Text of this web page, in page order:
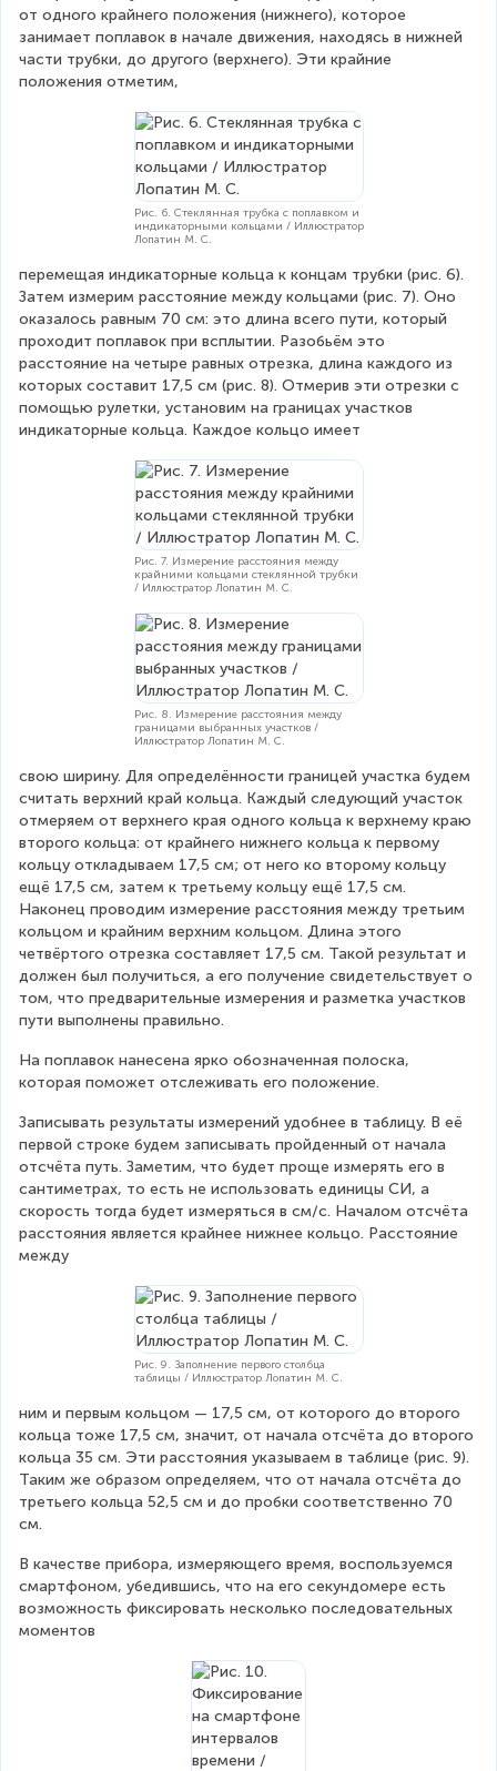
от одного крайнего положения (нижнего), которое
занимает поплавок в начале движения, находясь в нижней
части трубки, до другого (верхнего). Эти крайние
положения отметим,
Рис. 6. Стеклянная трубка с поплавком и
индикаторными кольцами / Иллюстратор
Лопатин М. С.
перемещая индикаторные кольца к концам трубки (рис. 6).
Затем измерим расстояние между кольцами (рис. 7). Оно
оказалось равным 70 см: это длина всего пути, который
проходит поплавок при всплытии. Разобьём это
расстояние на четыре равных отрезка, длина каждого из
которых составит 17,5 см (рис. 8). Отмерив эти отрезки с
помощью рулетки, установим на границах участков
индикаторные кольца. Каждое кольцо имеет
Рис. 7. Измерение расстояния между
крайними кольцами стеклянной трубки
/ Иллюстратор Лопатин М. С.
Рис. 8. Измерение расстояния между
границами выбранных участков /
Иллюстратор Лопатин М. С.
свою ширину. Для определённости границей участка будем
считать верхний край кольца. Каждый следующий участок
отмеряем от верхнего края одного кольца к верхнему краю
второго кольца: от крайнего нижнего кольца к первому
кольцу откладываем 17,5 см; от него ко второму кольцу
ещё 17,5 см, затем к третьему кольцу ещё 17,5 см.
Наконец проводим измерение расстояния между третьим
кольцом и крайним верхним кольцом. Длина этого
четвёртого отрезка составляет 17,5 см. Такой результат и
должен был получиться, а его получение свидетельствует о
том, что предварительные измерения и разметка участков
пути выполнены правильно.
На поплавок нанесена ярко обозначенная полоска,
которая поможет отслеживать его положение.
Записывать результаты измерений удобнее в таблицу. В её
первой строке будем записывать пройденный от начала
отсчёта путь. Заметим, что будет проще измерять его в
сантиметрах, то есть не использовать единицы СИ, а
скорость тогда будет измеряться в см/с. Началом отсчёта
расстояния является крайнее нижнее кольцо. Расстояние
между
Рис. 9. Заполнение первого столбца
таблицы / Иллюстратор Лопатин М. С.
ним и первым кольцом — 17,5 см, от которого до второго
кольца тоже 17,5 см, значит, от начала отсчёта до второго
кольца 35 см. Эти расстояния указываем в таблице (рис. 9).
Таким же образом определяем, что от начала отсчёта до
третьего кольца 52,5 см и до пробки соответственно 70
см.
В качестве прибора, измеряющего время, воспользуемся
смартфоном, убедившись, что на его секундомере есть
возможность фиксировать несколько последовательных
моментов